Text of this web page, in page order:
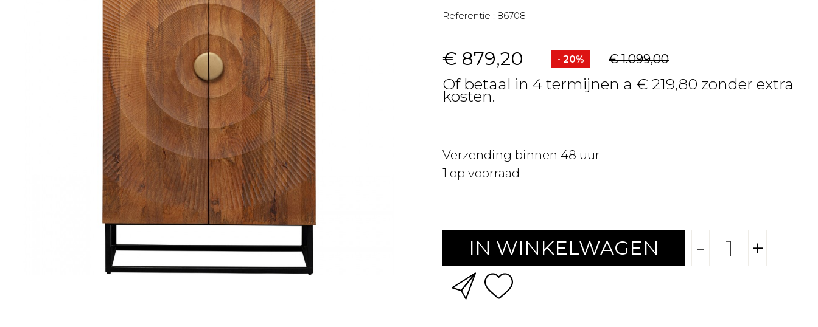
Referentie : 86708
€ 879,20 - 20% € 1.099,00
Of betaal in 4 termijnen a € 219,80 zonder extra
kosten.
Verzending binnen 48 uur
1 op voorraad
IN WINKELWAGEN - +